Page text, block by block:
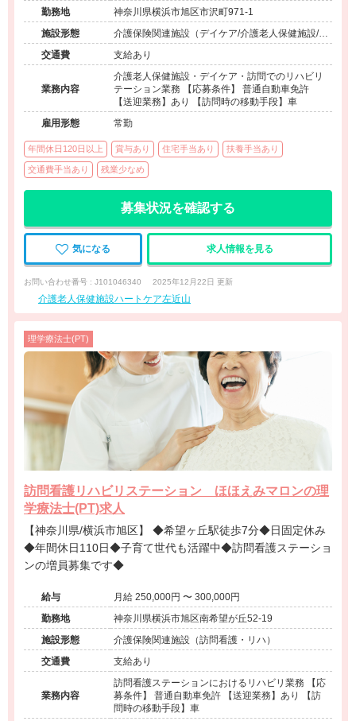
勤務地
神奈川県横浜市旭区市沢町971-1
施設形態
介護保険関連施設（デイケア/介護老人保健施設/訪
問看護・リハ）
交通費 支給あり
業務内容
介護老人保健施設・デイケア・訪問でのリハビリ
テーション業務 【応募条件】 普通自動車免許
【送迎業務】あり 【訪問時の移動手段】車
雇用形態
常勤
年間休日120日以上 賞与あり 住宅手当あり 扶養手当あり
交通費手当あり 残業少なめ
募集状況を確認する
気になる 求人情報を見る
お問い合わせ番号 : J101046340 2025年12月22日 更新
介護老人保健施設ハートケア左近山
理学療法士(PT)
訪問看護リハビリステーション ほほえみマロンの理
学療法士(PT)求人
【神奈川県/横浜市旭区】 ◆希望ヶ丘駅徒歩7分◆日固定休み
◆年間休日110日◆子育て世代も活躍中◆訪問看護ステーショ
ンの増員募集です◆
給与
月給 250,000円 〜 300,000円
勤務地
神奈川県横浜市旭区南希望が丘52-19
施設形態
介護保険関連施設（訪問看護・リハ）
交通費
支給あり
業務内容
訪問看護ステーションにおけるリハビリ業務 【応
募条件】 普通自動車免許 【送迎業務】あり 【訪
問時の移動手段】車